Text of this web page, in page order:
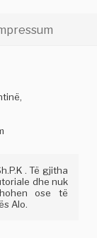
. Të gjitha
dhe nuk
ose të
Alo.